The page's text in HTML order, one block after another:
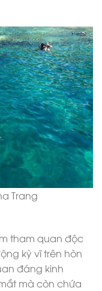
Trang
tham quan độc
kỳ vĩ trên hòn
đáng kinh
mà còn chứa